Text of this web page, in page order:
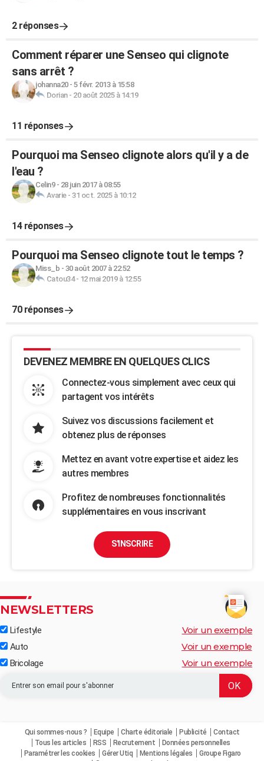
2 réponses
Comment réparer une Senseo qui clignote
sans arrêt ?
johanna20- 5 févr. 2013 à 15:58
Dorian- 20 août 2025 à 14:19
11 réponses
Pourquoi ma Senseo clignote alors qu'il y a de
l'eau ?
Celin9- 28 juin 2017 à 08:55
Avarie- 31 oct. 2025 à 10:12
14 réponses
Pourquoi ma Senseo clignote tout le temps ?
Miss_b - 30 août 2007 à 22:52
Catou34- 12 mai 2019 à 12:55
70 réponses
DEVENEZ MEMBRE EN QUELQUES CLICS
Connectez-vous simplement avec ceux qui
partagent vos intérêts
Suivez vos discussions facilement et
obtenez plus de réponses
Mettez en avant votre expertise et aidez les
autres membres
Profitez de nombreuses fonctionnalités
supplémentaires en vous inscrivant
S'INSCRIRE
NEWSLETTERS
Lifestyle Voir un exemple
Auto Voir un exemple
Bricolage Voir un exemple
Qui sommes-nous ? Equipe Charte éditoriale Publicité
Contact
Tous les articles
RSS Recrutement
Données personnelles
Paramétrer les cookies
Gérer Utiq Mentions légales
Groupe Figaro